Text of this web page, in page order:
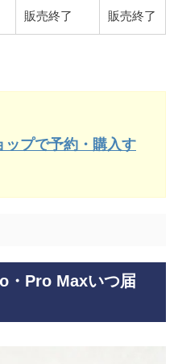
販売終了 販売終了
ップで予約・購入す
・Pro Maxいつ届